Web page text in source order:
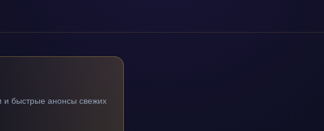
и быстрые анонсы свежих